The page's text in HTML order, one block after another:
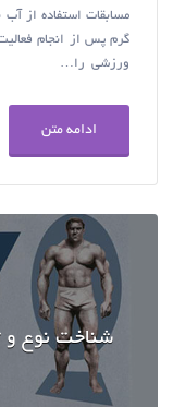
مسابقات استفاده از
گرم پس از انجام
ورزشی را…
ادامه متن
شناخت نوع و